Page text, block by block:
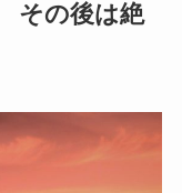
その後は絶